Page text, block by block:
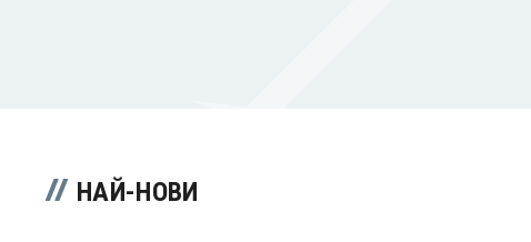
НАЙ-НОВИ